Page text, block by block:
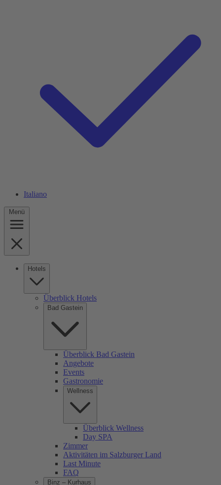
Italiano
Menü
Hotels
Überblick Hotels
Bad Gastein
Überblick Bad Gastein
Angebote
Events
Gastronomie
Wellness
Überblick Wellness
Day SPA
Zimmer
Aktivitäten im Salzburger Land
Last Minute
FAQ
Binz – Kurhaus